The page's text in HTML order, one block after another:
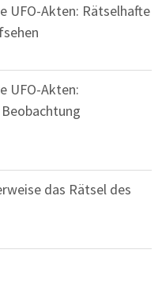
UFO-Akten: Rätselhafte
UFO-Akten:
das Rätsel des